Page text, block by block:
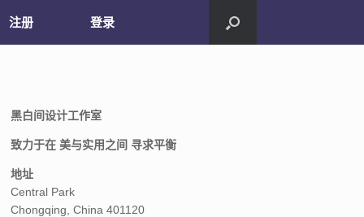
注册 登录
黑白间设计工作室
致力于在 美与实用之间 寻求平衡
地址
Central Park
Chongqing, China 401120